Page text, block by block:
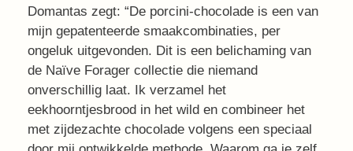
Domantas zegt: “De porcini-chocolade is een van
mijn gepatenteerde smaakcombinaties, per
ongeluk uitgevonden. Dit is een belichaming van
de Naïve Forager collectie die niemand
onverschillig laat. Ik verzamel het
eekhoorntjesbrood in het wild en combineer het
met zijdezachte chocolade volgens een speciaal